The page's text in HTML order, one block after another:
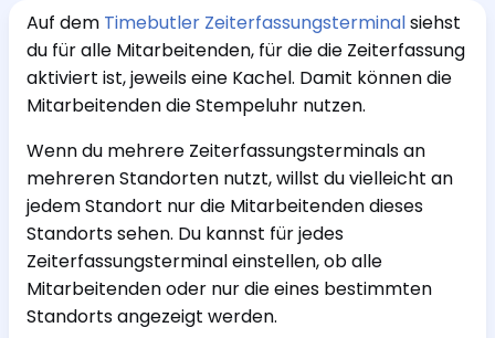
Auf dem Timebutler Zeiterfassungsterminalsiehst
du für alle Mitarbeitenden, für die die Zeiterfassung
aktiviert ist, jeweils eine Kachel. Damit können die
Mitarbeitenden die Stempeluhr nutzen.
Wenn du mehrere Zeiterfassungsterminals an
mehreren Standorten nutzt, willst du vielleicht an
jedem Standort nur die Mitarbeitenden dieses
Standorts sehen. Du kannst für jedes
Zeiterfassungsterminal einstellen, ob alle
Mitarbeitenden oder nur die eines bestimmten
Standorts angezeigt werden.